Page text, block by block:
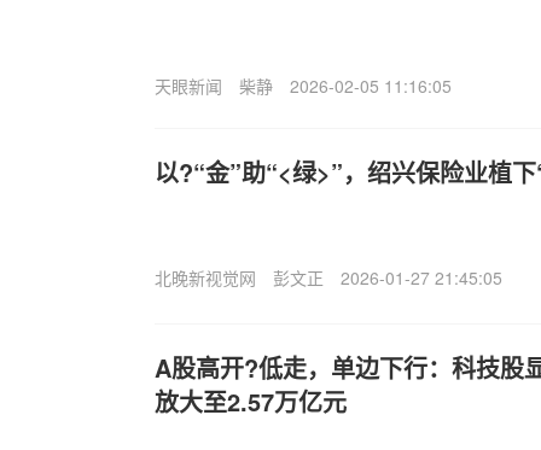
天眼新闻 柴静 2026-02-05 11:16:05
以?“金”助“<绿>”，绍兴保险业植
北晚新视觉网 彭文正 2026-01-27 21:45:05
A股高开?低走，单边下行：科技股
放大至2.57万亿元